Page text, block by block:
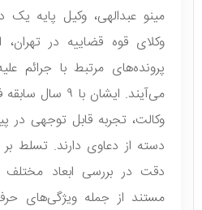
مینو عبدالهی، وکیل پایه
وکلای قوه قضاییه در
پرونده‌های مرتبط با جرائم
می‌آیند. ایشان
وکالت، تجربه قابل توجهی در
دسته از دعاوی دارند. تسلط بر
دقت در بررسی ابعاد مختلف
مستند از جمله ویژگی‌های